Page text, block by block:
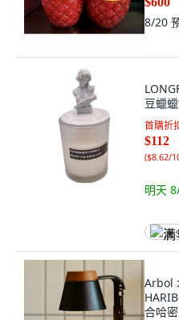
8/20
豆蠟
首購折
$112
($8.62/
明天
满
Arbol
合哈